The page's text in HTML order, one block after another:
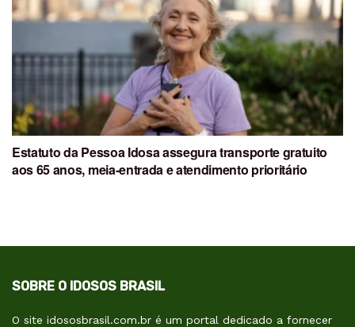
Estatuto da Pessoa Idosa assegura transporte gratuito
aos 65 anos, meia-entrada e atendimento prioritário
SOBRE O IDOSOS BRASIL
O site idososbrasil.com.br é um portal dedicado a fornecer